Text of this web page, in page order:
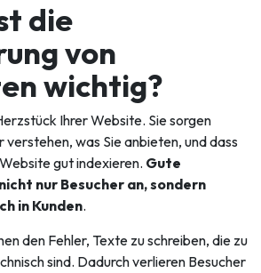
die
von
wichtig?
Ihrer Website. Sie sorgen
verstehen, was Sie anbieten, und dass
gut indexieren. Gute
nur Besucher an, sondern
in Kunden.
den Fehler, Texte zu schreiben, die zu
sind. Dadurch verlieren Besucher